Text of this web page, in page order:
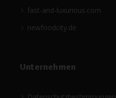
fast-and-luxurious.com
newfoodcity.de
Unternehmen